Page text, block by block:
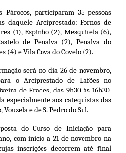
Párocos, participaram 35 pessoas
daquele Arciprestado: Fornos de
(1), Espinho (2), Mesquitela (6),
de Penalva (2), Penalva do
(4) e Vila Cova do Covelo (2).
será no dia 26 de novembro,
o Arciprestado de Lafões no
de Frades, das 9h30 às 16h30.
especialmente aos catequistas das
e de S. Pedro do Sul.
do Curso de Iniciação para
com início a 21 de novembro na
inscrições decorrem até final